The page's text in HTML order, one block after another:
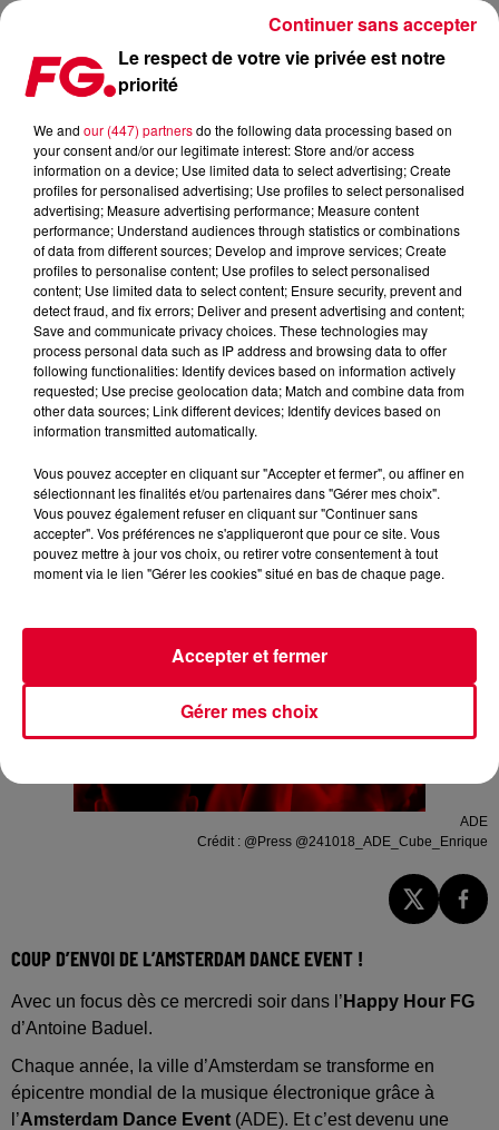
COUP D’ENVOI DE L’AMSTERDAM DANCE EVENT !
Publié : 22 octobre 2025 à 13h36 par
Christophe HUBERT
ADE
Crédit : @Press @241018_ADE_Cube_Enrique
COUP D’ENVOI DE L’AMSTERDAM DANCE EVENT !
Avec un focus dès ce mercredi soir dans l’ Happy Hour FG
d’Antoine Baduel.
Chaque année, la ville d’Amsterdam se transforme en
épicentre mondial de la musique électronique grâce à
l’Amsterdam Dance Event (ADE). Et c’est devenu une
Le respect de votre vie privée est notre
priorité
We and our (447) partnersdo the following data processing based on
your consent and/or our legitimate interest: Store and/or access
information on a device; Use limited data to select advertising; Create
profiles for personalised advertising; Use profiles to select personalised
advertising; Measure advertising performance; Measure content
performance; Understand audiences through statistics or combinations
of data from different sources; Develop and improve services; Create
profiles to personalise content; Use profiles to select personalised
content; Use limited data to select content; Ensure security, prevent and
detect fraud, and fix errors; Deliver and present advertising and content;
Save and communicate privacy choices. These technologies may
process personal data such as IP address and browsing data to offer
following functionalities: Identify devices based on information actively
requested; Use precise geolocation data; Match and combine data from
other data sources; Link different devices; Identify devices based on
information transmitted automatically.
Vous pouvez accepter en cliquant sur "Accepter et fermer", ou affiner en
sélectionnant les finalités et/ou partenaires dans "Gérer mes choix".
Vous pouvez également refuser en cliquant sur "Continuer sans
accepter". Vos préférences ne s'appliqueront que pour ce site. Vous
pouvez mettre à jour vos choix, ou retirer votre consentement à tout
moment via le lien "Gérer les cookies" situé en bas de chaque page.
Gérer mes choix
Accepter et fermer
Continuer sans accepter